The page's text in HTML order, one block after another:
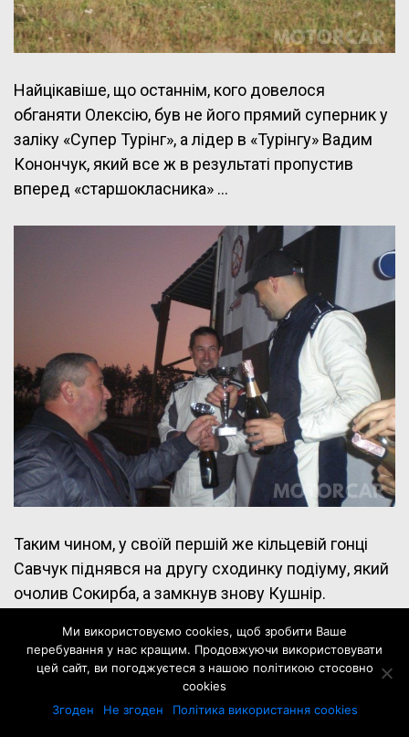
Найцікавіше, що останнім, кого довелося
обганяти Олексію, був не його прямий суперник у
заліку «Супер Турінг», а лідер в «Турінгу» Вадим
Конончук, який все ж в результаті пропустив
вперед «старшокласника» …
Таким чином, у своїй першій же кільцевій гонці
Савчук піднявся на другу сходинку подіуму, який
очолив Сокирба, а замкнув знову Кушнір.
Ми використовуємо cookies, щоб зробити Ваше
перебування у нас кращим. Продовжуючи використовувати
цей сайт, ви погоджуєтеся з нашою політикою стосовно
cookies
Згоден
Не згоден Політика використання cookies